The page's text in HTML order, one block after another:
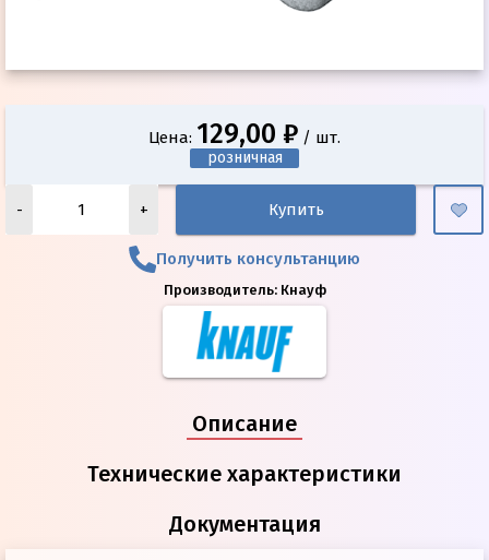
Цена: 129,00 ₽ / шт.
розничная
- + Купить
Получить консультанцию
Производитель: Кнауф
Описание
Технические характеристики
Документация